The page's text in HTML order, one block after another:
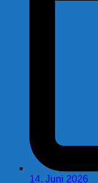
14. Juni 2026